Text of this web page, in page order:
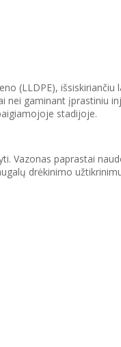
(LLDPE),
nei gaminant
stadijoje.
Vazonas paprastai
drėkinimo